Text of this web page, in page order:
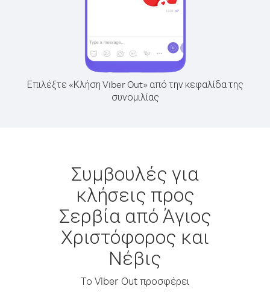
Επιλέξτε «Κλήση Viber Out» από την κεφαλίδα της
συνομιλίας
Συμβουλές για
κλήσεις προς
Σερβία από Άγιος
Χριστόφορος και
Νέβις
Το Viber Out προσφέρει